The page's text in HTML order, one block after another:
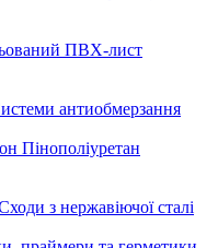
ПВХ-лист
антиобмерзання
Пінополіуретан
з нержавіючої сталі